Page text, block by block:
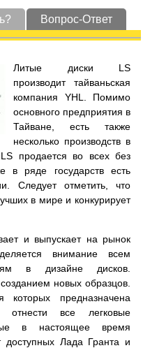
Вопрос-Ответ
Литые диски LS
производит тайваньская
компания YHL. Помимо
основного предприятия в
Тайване, есть также
несколько производств в
продается во всех без
в ряде государств есть
Следует отметить, что
в мире и конкурирует
и выпускает на рынок
внимание всем
в дизайне дисков.
новых образцов.
которых предназначена
все легковые
в настоящее время
Лада Гранта и